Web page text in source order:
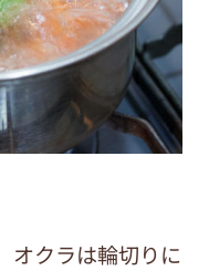
クラは輪切りに